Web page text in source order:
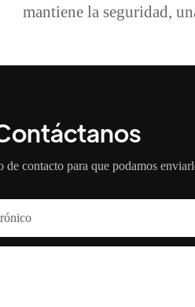
mantiene la seguridad,
contacto para que podamos